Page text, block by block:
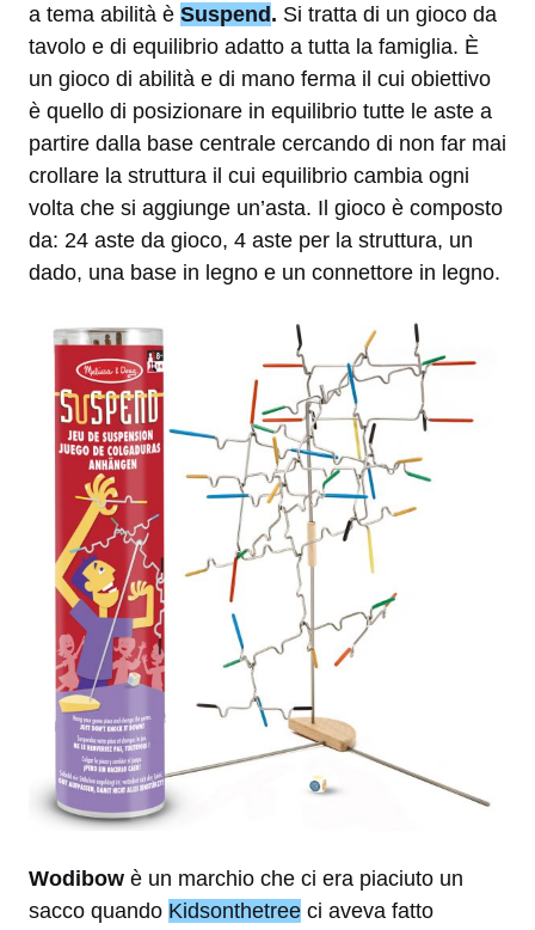
a tema abilità è Suspend. Si tratta di un gioco da
tavolo e di equilibrio adatto a tutta la famiglia. È
un gioco di abilità e di mano ferma il cui obiettivo
è quello di posizionare in equilibrio tutte le aste a
partire dalla base centrale cercando di non far mai
crollare la struttura il cui equilibrio cambia ogni
volta che si aggiunge un’asta. Il gioco è composto
da: 24 aste da gioco, 4 aste per la struttura, un
dado, una base in legno e un connettore in legno.
Wodibow è un marchio che ci era piaciuto un
sacco quando Kidsonthetree ci aveva fatto